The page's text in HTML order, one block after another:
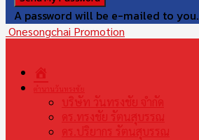
A password will be e-mailed to you.
Onesongchai Promotion
ตำนานวันทรงชัย
บริษัท วันทรงชัย จำกัด
ดร.ทรงชัย รัตนสุบรรณ
ดร.ปริยากร รัตนสุบรรณ